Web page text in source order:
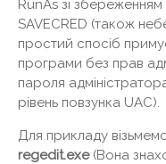
RunAs зі
SAVECRED (також
простий спосіб
програми без прав
пароля
рівень повзунка UAC).
Для прикладу
regedit.exe(Вона